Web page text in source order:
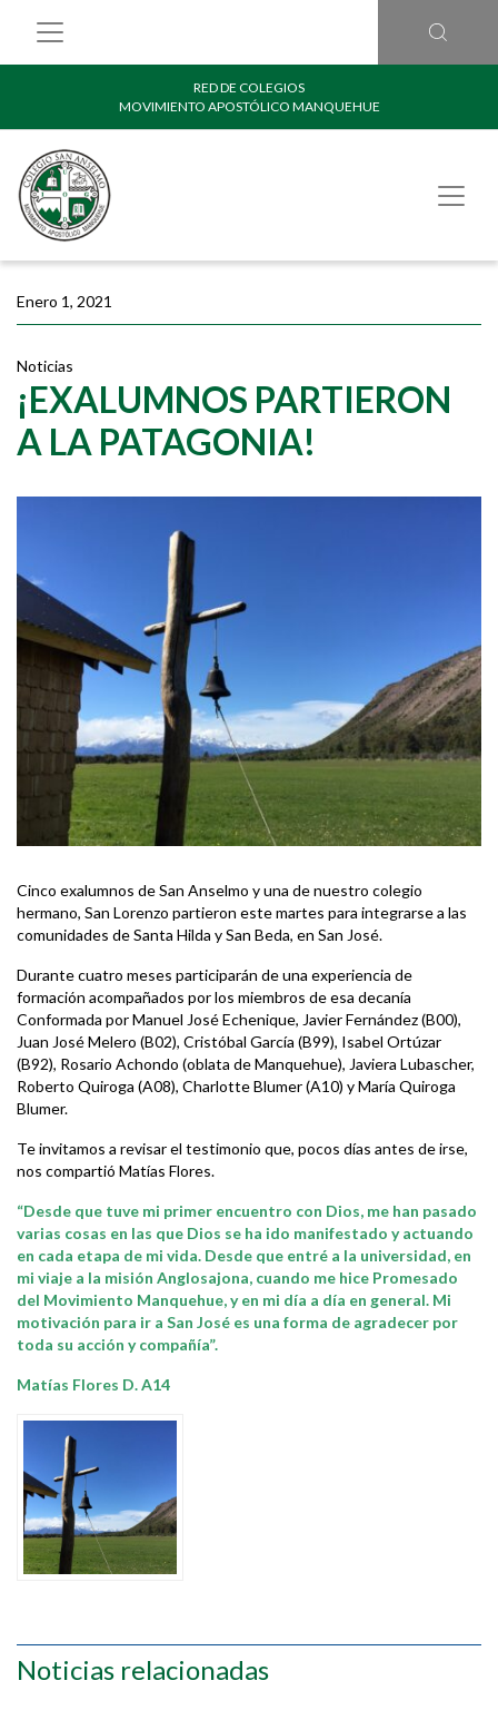
RED DE COLEGIOS
MOVIMIENTO APOSTÓLICO MANQUEHUE
Enero 1, 2021
Noticias
¡EXALUMNOS PARTIERON
A LA PATAGONIA!
Cinco exalumnos de San Anselmo y una de nuestro colegio
hermano, San Lorenzo partieron este martes para integrarse a las
comunidades de Santa Hilda y San Beda, en San José.
Durante cuatro meses participarán de una experiencia de
formación acompañados por los miembros de esa decanía
Conformada por Manuel José Echenique, Javier Fernández (B00),
Juan José Melero (B02), Cristóbal García (B99), Isabel Ortúzar
(B92), Rosario Achondo (oblata de Manquehue), Javiera Lubascher,
Roberto Quiroga (A08), Charlotte Blumer (A10) y María Quiroga
Blumer.
Te invitamos a revisar el testimonio que, pocos días antes de irse,
nos compartió Matías Flores.
“Desde que tuve mi primer encuentro con Dios, me han pasado
varias cosas en las que Dios se ha ido manifestado y actuando
en cada etapa de mi vida. Desde que entré a la universidad, en
mi viaje a la misión Anglosajona, cuando me hice Promesado
del Movimiento Manquehue, y en mi día a día en general. Mi
motivación para ir a San José es una forma de agradecer por
toda su acción y compañía”.
Matías Flores D. A14
Noticias relacionadas